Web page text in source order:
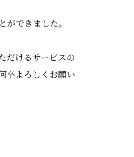
ができました。
だけるサービスの
卒よろしくお願い